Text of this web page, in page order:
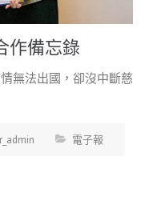
作備忘錄
無法出國，卻沒中斷慈
電子報